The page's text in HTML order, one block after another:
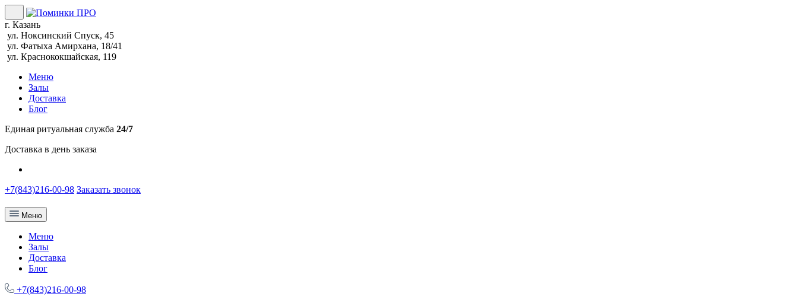
г. Казань
ул. Ноксинский Спуск, 45
ул. Фатыха Амирхана, 18/41
ул. Краснококшайская, 119
Меню
Залы
Доставка
Блог
Единая ритуальная служба 24/7
Доставка в день заказа
+7(843)216-00-98 Заказать звонок
Меню
Меню
Залы
Доставка
Блог
+7(843)216-00-98